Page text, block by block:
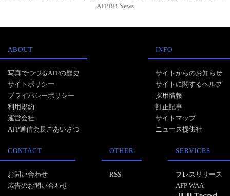
AFPBB News
ABOUT
写真でつづるAFPの歴史
サイトポリシー
プライバシーポリシー
利用規約
運営会社
AFP通信会長ごあいさつ
INFO
サイトからのお知らせ
サイトに関するヘルプ
採用情報
訂正記事
サイトマップ
ニュース提供社
CONTACT
お問い合わせ
広告のお問い合わせ
OTHER
RSS
SERVICES
プレスリリース
AFP WAA